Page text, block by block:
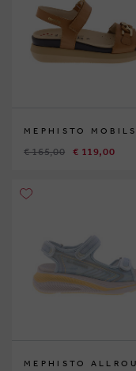
MEPHISTO MOBILS
€ 165,00 € 119,00
MEPHISTO